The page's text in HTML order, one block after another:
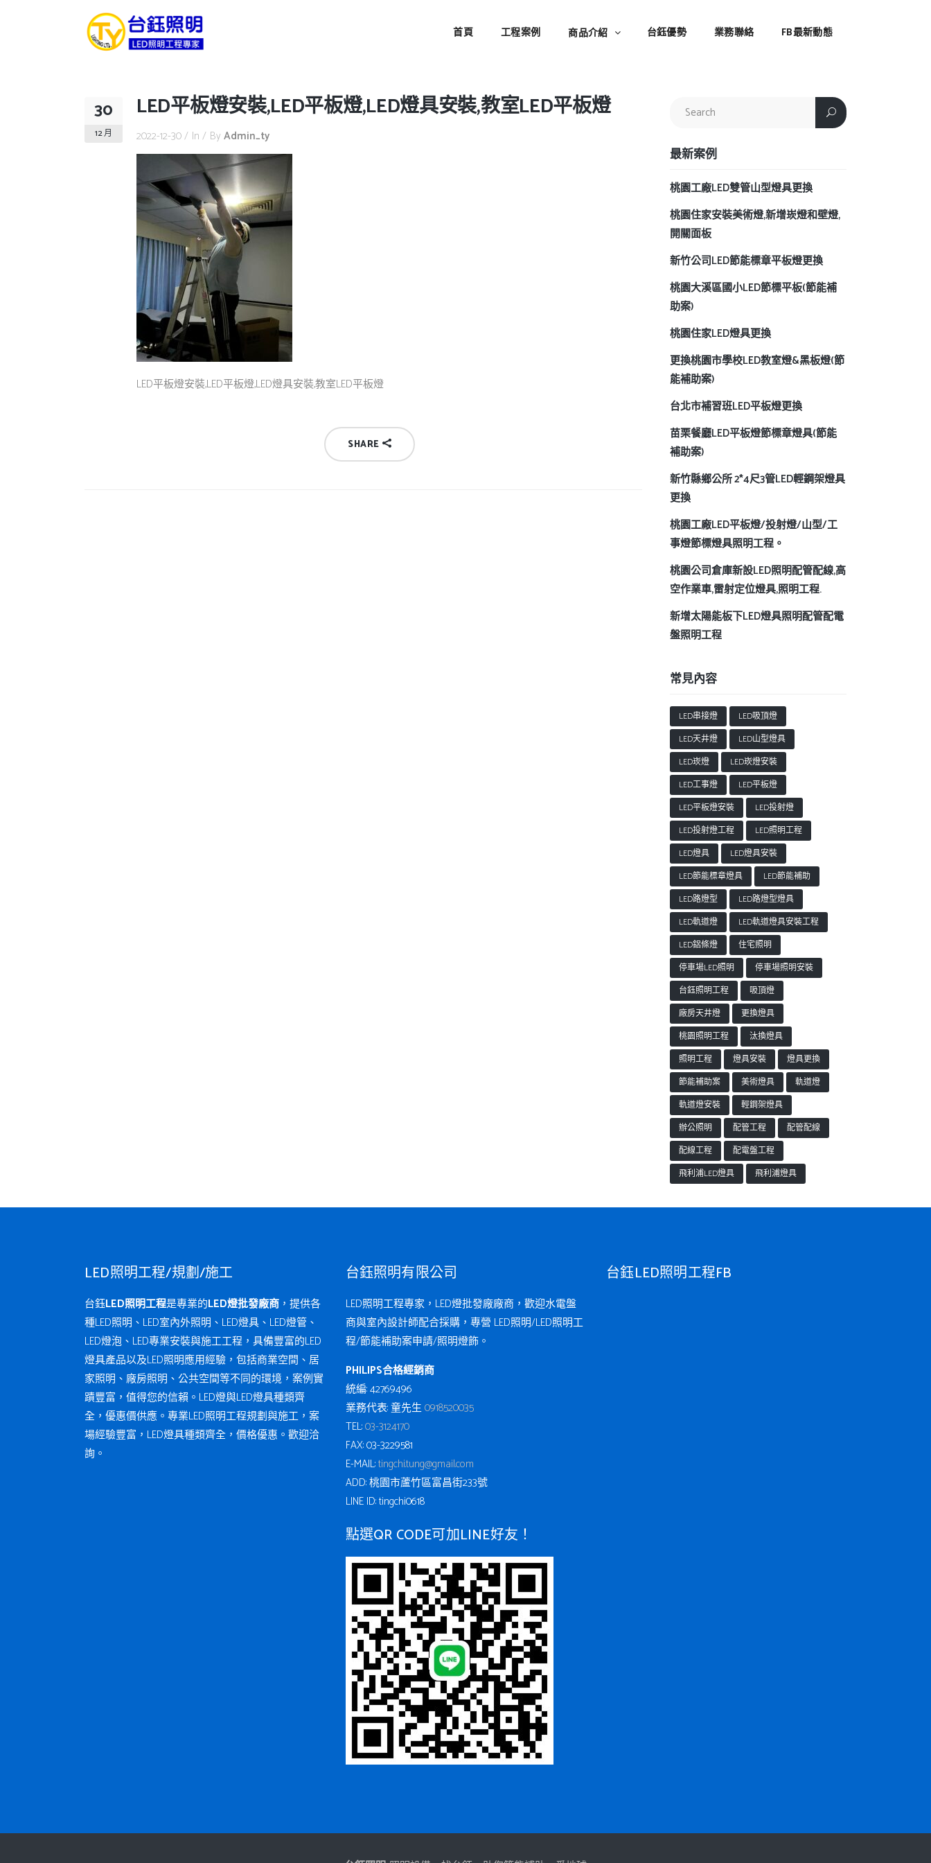
首頁 工程案例 商品介紹 台鈺優勢 業務聯絡 FB最新動態
30
12 月
LED平板燈安裝,LED平板燈,LED燈具安裝,教室LED平板燈
2022-12-30 In By Admin_ty
LED平板燈安裝,LED平板燈,LED燈具安裝,教室LED平板燈
SHARE
最新案例
桃園工廠LED雙管山型燈具更換
桃園住家安裝美術燈,新增崁燈和壁燈,
開關面板
新竹公司LED節能標章平板燈更換
桃園大溪區國小LED節標平板(節能補
助案)
桃園住家LED燈具更換
更換桃園市學校LED教室燈&黑板燈(節
能補助案)
台北市補習班LED平板燈更換
苗栗餐廳LED平板燈節標章燈具(節能
補助案)
新竹縣鄉公所 2*4尺3管LED輕鋼架燈具
更換
桃園工廠LED平板燈/投射燈/山型/工
事燈節標燈具照明工程。
桃園公司倉庫新設LED照明配管配線,高
空作業車,雷射定位燈具,照明工程.
新增太陽能板下LED燈具照明配管配電
盤照明工程
常見內容
LED串接燈
LED吸頂燈
LED天井燈
LED山型燈具
LED崁燈
LED崁燈安裝
LED工事燈
LED平板燈
LED平板燈安裝
LED投射燈
LED投射燈工程
LED照明工程
LED燈具
LED燈具安裝
LED節能標章燈具
LED節能補助
LED路燈型
LED路燈型燈具
LED軌道燈
LED軌道燈具安裝工程
LED鋁條燈
住宅照明
停車場LED照明
停車場照明安裝
台鈺照明工程
吸頂燈
廠房天井燈
更換燈具
桃園照明工程
汰換燈具
照明工程
燈具安裝
燈具更換
節能補助案
美術燈具
軌道燈
軌道燈安裝
輕鋼架燈具
辦公照明
配管工程
配管配線
配線工程
配電盤工程
飛利浦LED燈具
飛利浦燈具
LED照明工程/規劃/施工
台鈺LED照明工程是專業的LED燈批發廠商 ，提供各
種LED照明、LED室內外照明、LED燈具、LED燈管、
LED燈泡、LED專業安裝與施工工程，具備豐富的LED
燈具產品以及LED照明應用經驗，包括商業空間、居
家照明、廠房照明、公共空間等不同的環境，案例實
蹟豐富，值得您的信賴。LED燈與LED燈具種類齊
全，優惠價供應。專業LED照明工程規劃與施工，案
場經驗豐富，LED燈具種類齊全，價格優惠。歡迎洽
詢。
台鈺照明有限公司
LED照明工程專家，LED燈批發廠廠商，歡迎水電盤
商與室內設計師配合採購，專營 LED照明/LED照明工
程/節能補助案申請/照明燈飾。
PHILIPS合格經銷商
統編: 42769496
業務代表: 童先生0918520035
TEL:03-3124170
FAX: 03-3229581
E-MAIL:tingchi.tung@gmail.com
ADD: 桃園市蘆竹區富昌街233號
LINE ID: tingchi0618
點選QR CODE可加LINE好友！
台鈺LED照明工程FB